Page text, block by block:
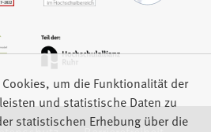
um die Funktionalität der
und statistische Daten zu
statistischen Erhebung über die